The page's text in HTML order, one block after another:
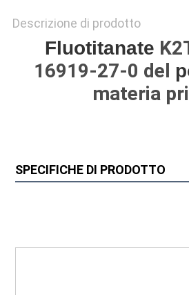
Descrizione di prodotto
Fluotitanate
16919-27-0 del
materia
SPECIFICHE DI PRODOTTO